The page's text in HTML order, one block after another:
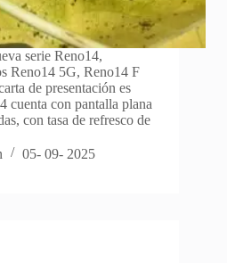
serie Reno14,
Reno14 5G, Reno14 F
de presentación es
cuenta con pantalla plana
con tasa de refresco de
05- 09- 2025